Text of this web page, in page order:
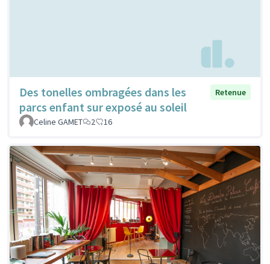
Des tonelles ombragées dans les
parcs enfant sur exposé au soleil
Retenue
Celine GAMET 2 16